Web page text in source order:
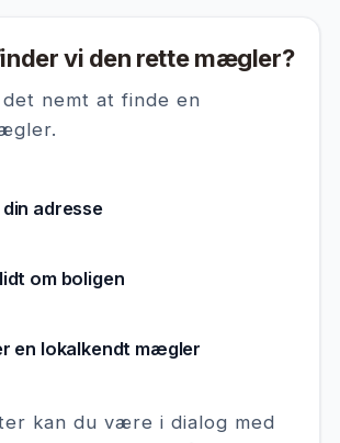
vi den rette mægler?
nemt at finde en
adresse
om boligen
en lokalkendt mægler
kan du være i dialog med